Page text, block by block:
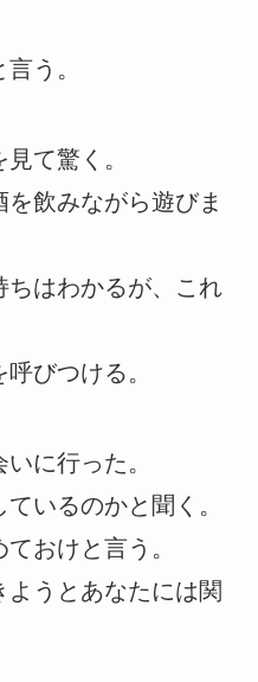
う。
て驚く。
飲みながら遊びま
ちはわかるが、これ
びつける。
に行った。
いるのかと聞く。
おけと言う。
ようとあなたには関